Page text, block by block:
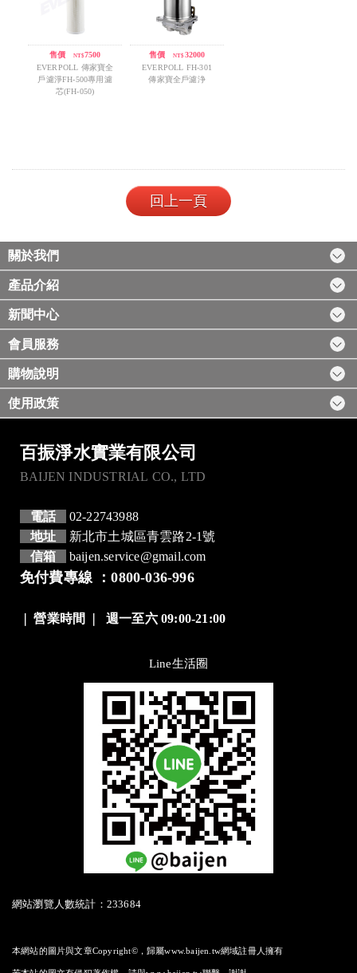
售價/ NT$7500
EVERPOLL 傳家寶全
戶濾淨FH-500專用濾
芯(FH-050)
售價 /NT$32000
EVERPOLL FH-301
傳家寶全戶濾浄
回上一頁
關於我們
產品介紹
新聞中心
會員服務
購物說明
使用政策
百振淨水實業有限公司
BAIJEN INDUSTRIAL CO., LTD
電話
02-22743988
地址
新北市土城區青雲路2-1號
信箱
baijen.service@gmail.com
免付費專線 ：0800-036-996
營業時間 ❘週一至六 09:00-21:00
Line生活圈
網站瀏覽人數統計：233684
本網站的圖片與文章Copyright©，歸屬www.baijen.tw網域註冊人擁有